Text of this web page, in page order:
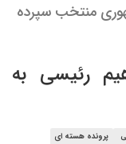
منتخب سپرده
رئیسی به
پرونده هسته ای